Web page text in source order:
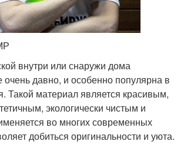
внутри или снаружи дома
очень давно, и особенно популярна в
Такой материал является красивым,
экологически чистым и
во многих современных
добиться оригинальности и уюта.